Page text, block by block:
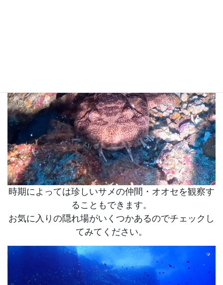
時期によっては珍しいサメの仲間・オオセを観察す
ることもできます。
お気に入りの隠れ場がいくつかあるのでチェックし
てみてください。